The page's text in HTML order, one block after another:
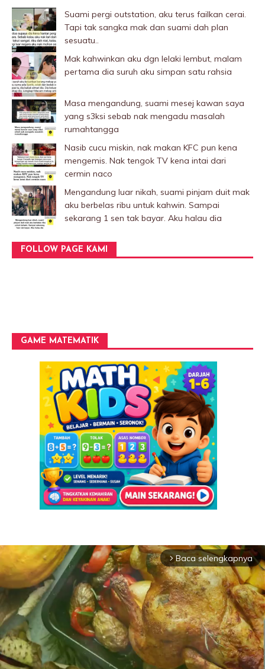
Suami pergi outstation, aku terus failkan cerai.
Tapi tak sangka mak dan suami dah plan
sesuatu..
Mak kahwinkan aku dgn lelaki Iembut, malam
pertama dia suruh aku simpan satu rahsia
Masa mengandung, suami mesej kawan saya
yang s3ksi sebab nak mengadu masalah
rumahtangga
Nasib cucu miskin, nak makan KFC pun kena
mengemis. Nak tengok TV kena intai dari
cermin naco
Mengandung luar nikah, suami pinjam duit mak
aku berbelas ribu untuk kahwin. Sampai
sekarang 1 sen tak bayar. Aku halau dia
FOLLOW PAGE KAMI
GAME MATEMATIK
arrow_forward_ios Baca selengkapnya